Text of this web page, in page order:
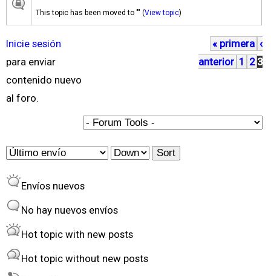
This topic has been moved to "" (View topic)
Inicie sesión
para enviar
contenido nuevo
al foro.
P
á
g
a
s
« primera ‹
anterior 1 2 3
O
d
e
r
y
S
t
Envíos nuevos
No hay nuevos envíos
Hot topic with new posts
Hot topic without new posts